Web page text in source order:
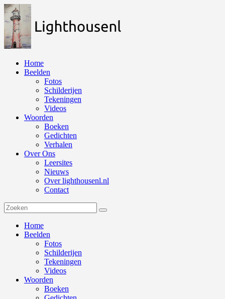
Naar
de
inhoud
springen
Home
Beelden
Fotos
Schilderijen
Tekeningen
Videos
Woorden
Boeken
Gedichten
Verhalen
Over Ons
Leersites
Nieuws
Over lighthousenl.nl
Contact
Home
Beelden
Fotos
Schilderijen
Tekeningen
Videos
Woorden
Boeken